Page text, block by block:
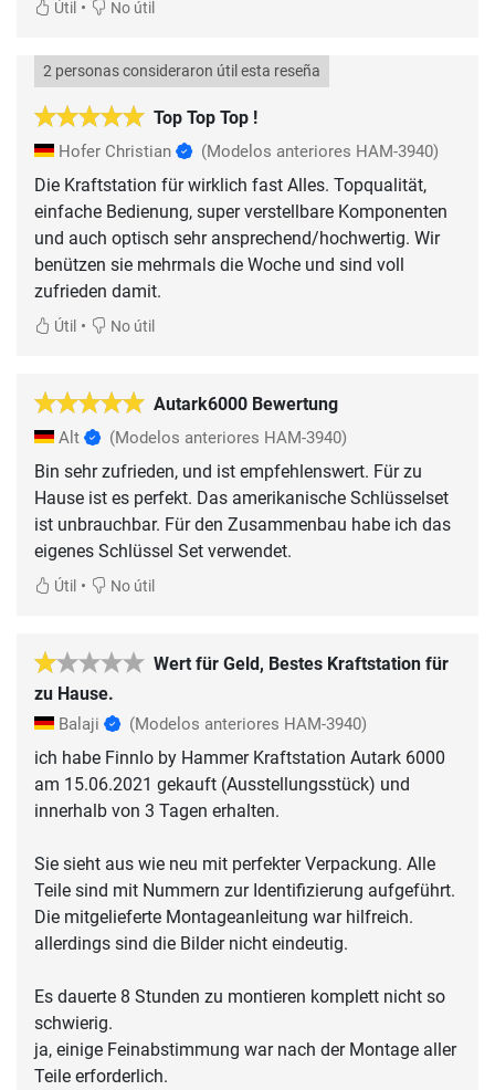
Útil • No útil
Top Top Top !
2 personas consideraron útil esta reseña
Hofer Christian (Modelos anteriores HAM-3940)
Die Kraftstation für wirklich fast Alles. Topqualität,
einfache Bedienung, super verstellbare Komponenten
und auch optisch sehr ansprechend/hochwertig. Wir
benützen sie mehrmals die Woche und sind voll
zufrieden damit.
Útil • No útil
Autark6000 Bewertung
Alt (Modelos anteriores HAM-3940)
Bin sehr zufrieden, und ist empfehlenswert. Für zu
Hause ist es perfekt. Das amerikanische Schlüsselset
ist unbrauchbar. Für den Zusammenbau habe ich das
eigenes Schlüssel Set verwendet.
Útil • No útil
Wert für Geld, Bestes Kraftstation für
zu Hause.
Balaji (Modelos anteriores HAM-3940)
ich habe Finnlo by Hammer Kraftstation Autark 6000
am 15.06.2021 gekauft (Ausstellungsstück) und
innerhalb von 3 Tagen erhalten.
Sie sieht aus wie neu mit perfekter Verpackung. Alle
Teile sind mit Nummern zur Identifizierung aufgeführt.
Die mitgelieferte Montageanleitung war hilfreich.
allerdings sind die Bilder nicht eindeutig.
Es dauerte 8 Stunden zu montieren komplett nicht so
schwierig.
ja, einige Feinabstimmung war nach der Montage aller
Teile erforderlich.